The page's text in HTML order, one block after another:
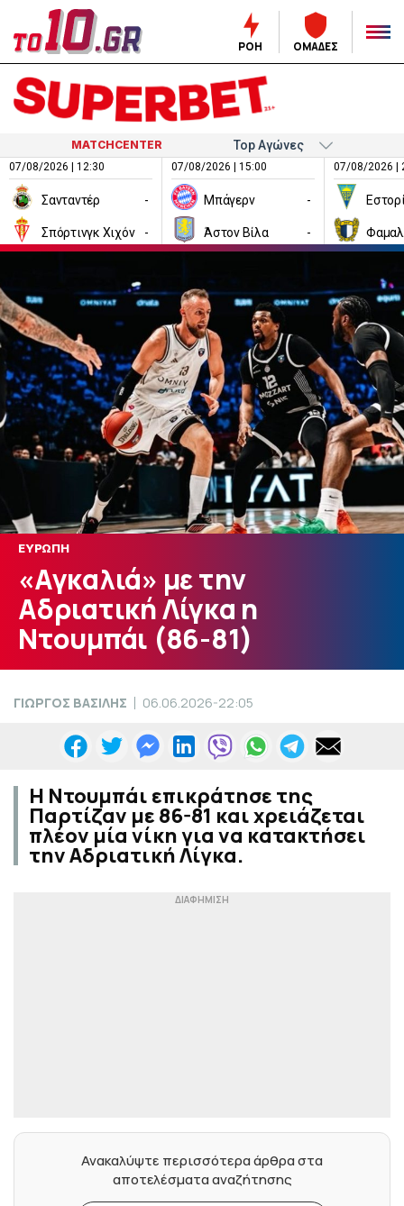
ΡΟΗ ΟΜΑΔΕΣ
MATCHCENTER
07/08/2026 | 12:30
Σανταντέρ -
Σπόρτινγκ Χιχόν -
07/08/2026 | 15:00
Μπάγερν -
Άστον Βίλα -
07/08/2026 |
ΕΥΡΩΠΗ
«Αγκαλιά» με την
Αδριατική Λίγκα η
Ντουμπάι (86-81)
ΓΙΩΡΓΟΣ ΒΑΣΙΛΗΣ 06.06.2026-22:05
Η Ντουμπάι επικράτησε της
Παρτίζαν με 86-81 και χρειάζεται
πλέον μία νίκη για να κατακτήσει
την Αδριατική Λίγκα.
Ανακαλύψτε περισσότερα άρθρα στα
αποτελέσματα αναζήτησης